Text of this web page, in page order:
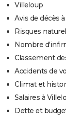
Villeloup
Avis de décès
Risques
Nombre
Classement
Accidents de
Climat et
Salaires à
Dette et